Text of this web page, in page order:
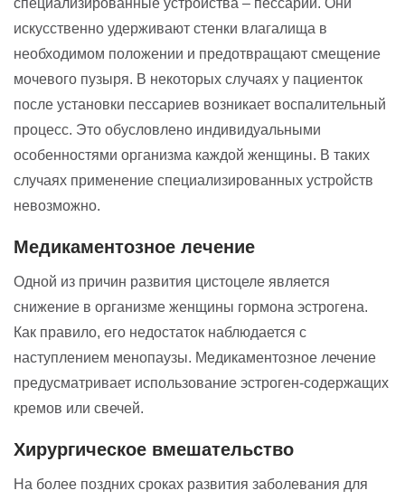
искусственно удерживают стенки влагалища в
необходимом положении и предотвращают смещение
мочевого пузыря. В некоторых случаях у пациенток
после установки пессариев возникает воспалительный
процесс. Это обусловлено индивидуальными
особенностями организма каждой женщины. В таких
случаях применение специализированных устройств
невозможно.
Медикаментозное лечение
Одной из причин развития цистоцеле является
снижение в организме женщины гормона эстрогена.
Как правило, его недостаток наблюдается с
наступлением менопаузы. Медикаментозное лечение
предусматривает использование эстроген-содержащих
кремов или свечей.
Хирургическое вмешательство
На более поздних сроках развития заболевания для